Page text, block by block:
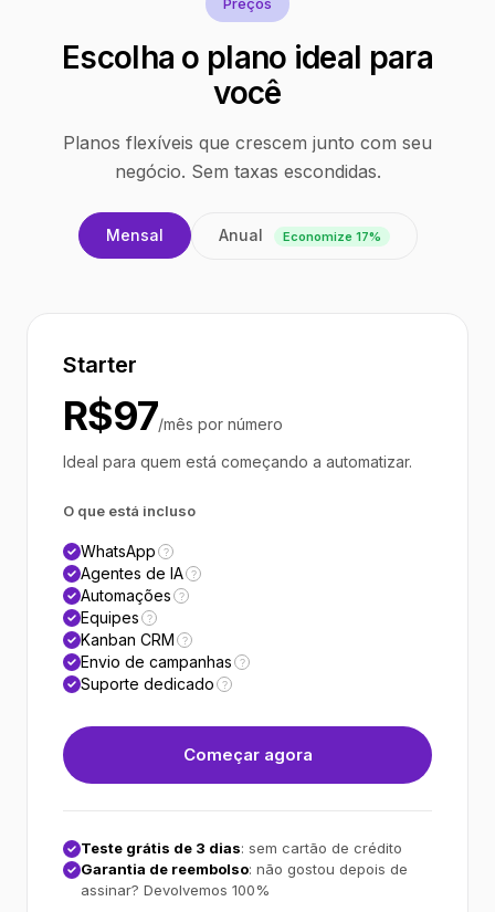
Escolha o plano ideal para
você
Planos flexíveis que crescem junto com seu
negócio. Sem taxas escondidas.
Mensal Anual Economize 17%
Starter
R$97/mês por número
Ideal para quem está começando a automatizar.
O que está incluso
WhatsApp ?
Agentes de IA ?
Automações ?
Equipes ?
Kanban CRM ?
Envio de campanhas ?
Suporte dedicado ?
Começar agora
Teste grátis de 3 dias: sem cartão de crédito
Garantia de reembolso: não gostou depois de
assinar? Devolvemos 100%